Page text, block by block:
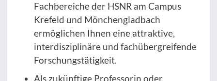
Fachbereiche der HSNR am Campus
Krefeld und Mönchengladbach
ermöglichen Ihnen eine attraktive,
interdisziplinäre und fachübergreifende
Forschungstätigkeit.
Als zukünftige Professorin oder